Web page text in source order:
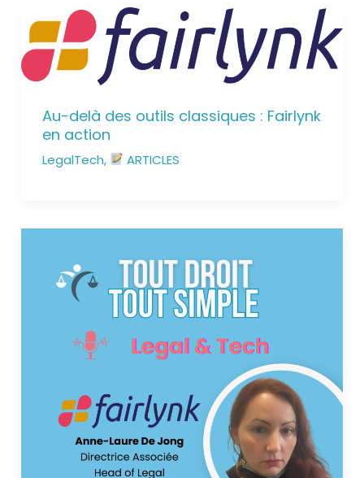
Au-delà des outils classiques : Fairlynk
en action
LegalTech, ARTICLES